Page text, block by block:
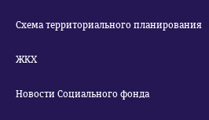
Схема территориального планирования
ЖКХ
Новости Социального фонда